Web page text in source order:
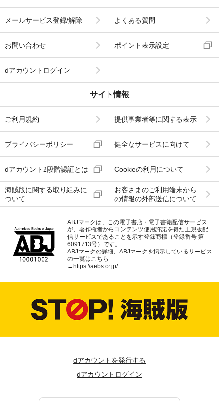
メールサービス登録/解除 よくある質問
お問い合わせ ポイント表示設定
dアカウントログイン
サイト情報
ご利用規約 提供事業者等に関する表示
プライバシーポリシー 健全なサービスに向けて
dアカウント2段階認証とは Cookieの利用について
海賊版に関する取り組みに
ついて
お客さまのご利用端末から
の情報の外部送信について
ABJマークは、この電子書店・電子書籍配信サービス
が、著作権者からコンテンツ使用許諾を得た正規版配
信サービスであることを示す登録商標（登録番号 第
6091713号）です。
ABJマークの詳細、ABJマークを掲示しているサービス
の一覧はこちら
→ https://aebs.or.jp/
dアカウントを発行する
dアカウントログイン